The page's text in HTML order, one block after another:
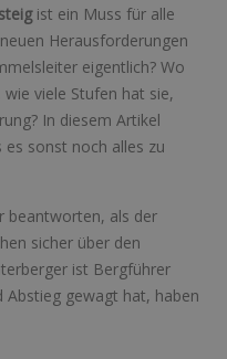
ist ein Muss für alle
Herausforderungen
eigentlich? Wo
viele Stufen hat sie,
In diesem Artikel
sonst noch alles zu
beantworten, als der
sicher über den
ist Bergführer
gewagt hat, haben